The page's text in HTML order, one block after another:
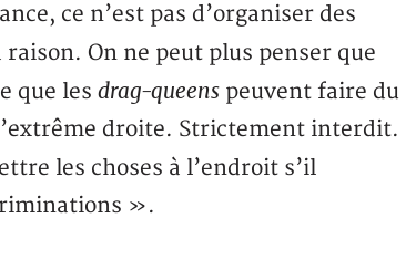
ce n’est pas d’organiser des
On ne peut plus penser que
que les drag-queenspeuvent faire du
droite. Strictement interdit.
les choses à l’endroit s’il
».